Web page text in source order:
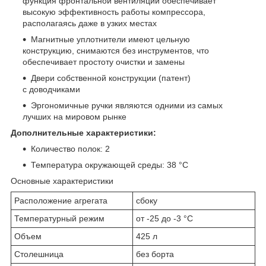
высокую эффективность работы компрессора,
располагаясь даже в узких местах
Магнитные уплотнители имеют цельную
конструкцию, снимаются без инструментов, что
обеспечивает простоту очистки и замены
Двери собственной конструкции (патент)
с доводчиками
Эргономичные ручки являются одними из самых
лучших на мировом рынке
Дополнительные характеристики:
Количество полок: 2
Температура окружающей среды: 38 °C
Основные характеристики
Расположение агрегата
сбоку
Температурный режим
от -25 до -3 °С
Объем
425 л
Столешница
без борта